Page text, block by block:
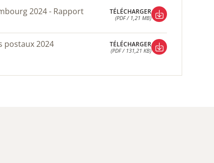
TÉLÉCHARGER
(PDF / 1,21 MB)
(PDF / 1,21 MB)
postaux 2024 TÉLÉCHARGER
(PDF / 131,21 KB)